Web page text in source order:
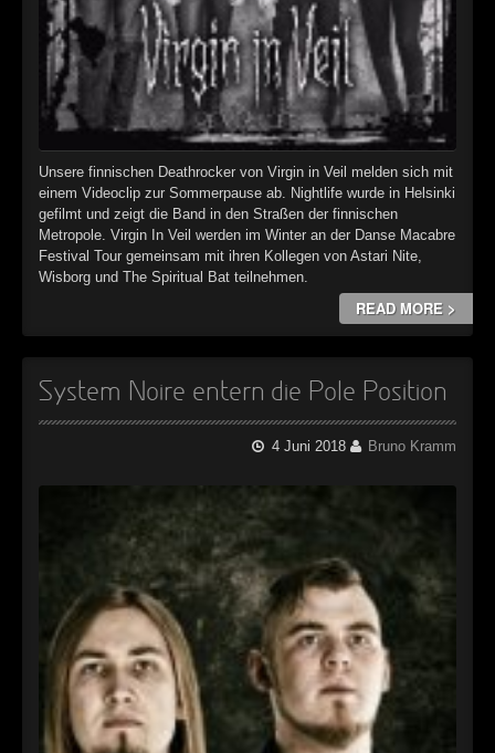
Unsere finnischen Deathrocker von Virgin in Veil melden sich mit
einem Videoclip zur Sommerpause ab. Nightlife wurde in Helsinki
gefilmt und zeigt die Band in den Straßen der finnischen
Metropole. Virgin In Veil werden im Winter an der Danse Macabre
Festival Tour gemeinsam mit ihren Kollegen von Astari Nite,
Wisborg und The Spiritual Bat teilnehmen.
READ MORE >
System Noire entern die Pole Position
4 Juni 2018 Bruno Kramm